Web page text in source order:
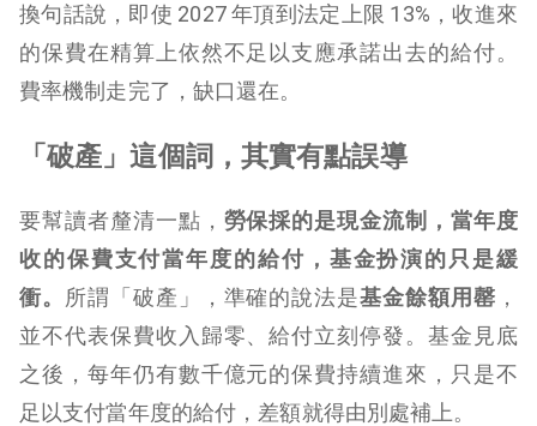
換句話說，即使 2027 年頂到法定上限 13%，收進來
的保費在精算上依然不足以支應承諾出去的給付。
費率機制走完了，缺口還在。
「破產」這個詞，其實有點誤導
要幫讀者釐清一點， 勞保採的是現金流制，當年度
收的保費支付當年度的給付，基金扮演的只是緩
衝。
所謂「破產」，準確的說法是基金餘額用罄 ，
並不代表保費收入歸零、給付立刻停發。基金見底
之後，每年仍有數千億元的保費持續進來，只是不
足以支付當年度的給付，差額就得由別處補上。